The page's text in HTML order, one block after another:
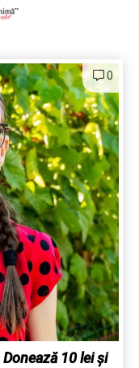
0
Donează 10 lei și